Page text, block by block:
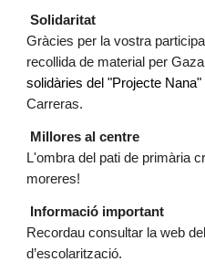
Solidaritat
Gràcies per la vostra
recollida de material per
solidàries del "Projecte Nana"
Carreras.
Millores al centre
L'ombra del pati de primària
moreres!
Informació important
Recordau consultar la web
d’escolarització.